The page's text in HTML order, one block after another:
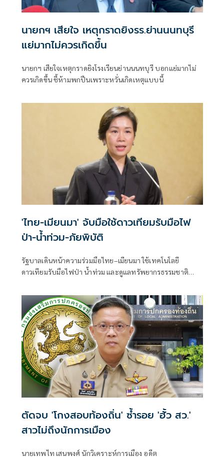
นายกฯ เสียใจ เหตุกราดยิงรร.ย่านนนทบุรี
แย่มากไม่ควรเกิดขึ้น
นายกฯ เสียใจเหตุกราดยิงโรงเรียนย่านนนทบุรี บอกแย่มากไม่
ควรเกิดขึ้น ชี้ห้ามพกปืนเพราะหวั่นเกิดเหตุแบบนี้
'ไทย-เมียนมา' จับมือใช้ดาวเทียมรับมือไฟ
ป่า-น้ำท่วม-ภัยพิบัติ
รัฐบาลเดินหน้าความร่วมมือไทย–เมียนมา ใช้เทคโนโลยี
ดาวเทียมรับมือไฟป่า น้ำท่วม และดูแลทรัพยากรธรรมชาติ
ตัดจบ 'โกงสอบท้องถิ่น' ซ้ำรอย 'ฮั้ว สว.'
สาวไม่ถึงนักการเมือง
นายเทพไท เสนพงศ์ นักวิเคราะห์การเมือง อดีต